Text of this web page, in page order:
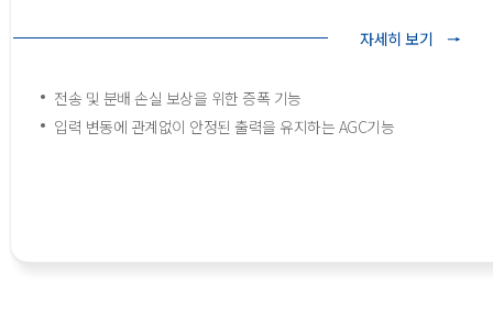
자세히 보기
전송 및 분배 손실 보상을 위한 증폭 기능
입력 변동에 관계없이 안정된 출력을 유지하는 AGC기능